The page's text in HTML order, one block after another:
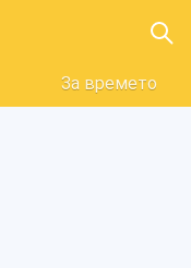
За времето